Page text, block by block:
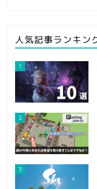
人気記事ランキン
1
2
3